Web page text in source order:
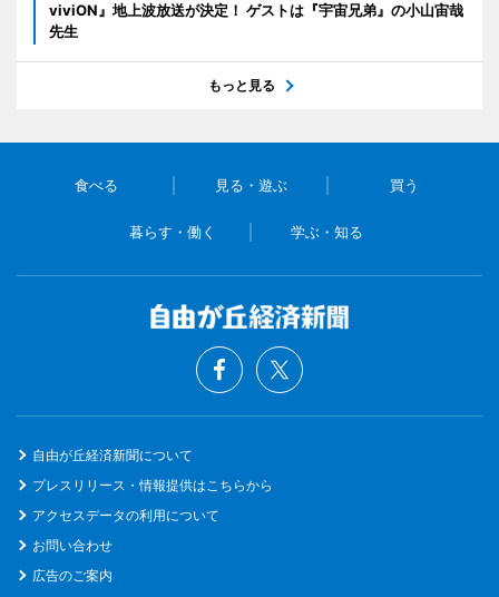
viviON』地上波放送が決定！ ゲストは『宇宙兄弟』の小山宙哉
先生
もっと見る
食べる 見る・遊ぶ 買う
暮らす・働く 学ぶ・知る
自由が丘経済新聞について
プレスリリース・情報提供はこちらから
アクセスデータの利用について
お問い合わせ
広告のご案内